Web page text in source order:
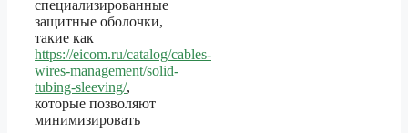
специализированные
защитные оболочки,
такие как
https://eicom.ru/catalog/cables-
wires-management/solid-
tubing-sleeving/,
которые позволяют
минимизировать